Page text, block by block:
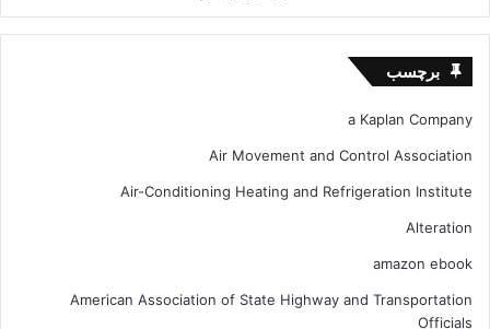
برچسب
a Kaplan Company
Air Movement and Control Association
Air-Conditioning Heating and Refrigeration Institute
Alteration
amazon ebook
American Association of State Highway and Transportation
Officials